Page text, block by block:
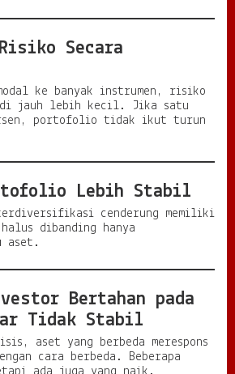
Secara
modal ke banyak instrumen, risiko
jauh lebih kecil. Jika satu
portofolio tidak ikut turun
Lebih Stabil
cenderung memiliki
dibanding hanya
aset.
Bertahan pada
Tidak Stabil
aset yang berbeda merespons
cara berbeda. Beberapa